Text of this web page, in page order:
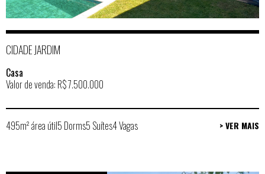
CIDADE JARDIM
Casa
Valor de venda: R$ 7.500.000
495m² área útil5 Dorms5 Suítes4 Vagas > VER MAIS